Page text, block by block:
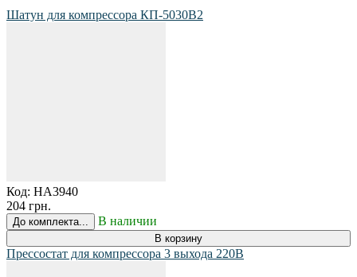
Шатун для компрессора КП-5030В2
Код: HA3940
204 грн.
До комплекта... В наличии
В корзину
Прессостат для компрессора 3 выхода 220В